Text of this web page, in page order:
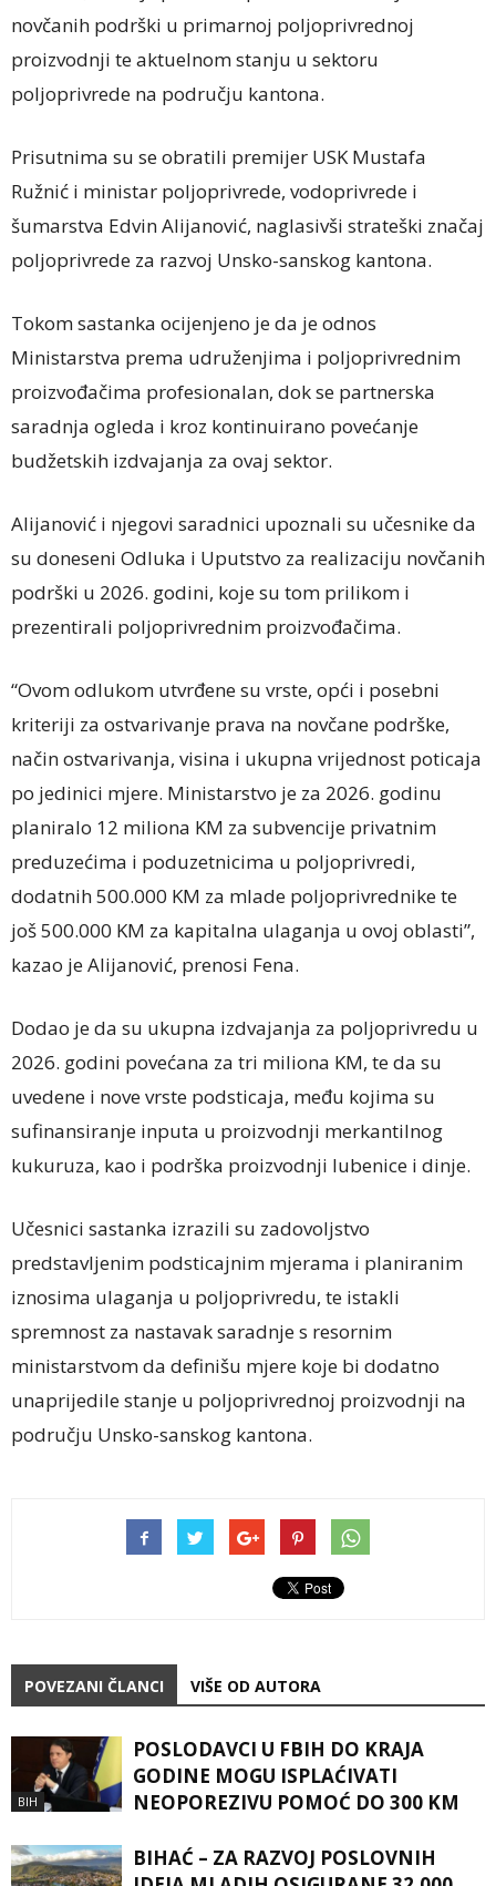
novčanih podrški u primarnoj poljoprivrednoj
proizvodnji te aktuelnom stanju u sektoru
poljoprivrede na području kantona.
Prisutnima su se obratili premijer USK Mustafa
Ružnić i ministar poljoprivrede, vodoprivrede i
šumarstva Edvin Alijanović, naglasivši strateški značaj
poljoprivrede za razvoj Unsko-sanskog kantona.
Tokom sastanka ocijenjeno je da je odnos
Ministarstva prema udruženjima i poljoprivrednim
proizvođačima profesionalan, dok se partnerska
saradnja ogleda i kroz kontinuirano povećanje
budžetskih izdvajanja za ovaj sektor.
Alijanović i njegovi saradnici upoznali su učesnike da
su doneseni Odluka i Uputstvo za realizaciju novčanih
podrški u 2026. godini, koje su tom prilikom i
prezentirali poljoprivrednim proizvođačima.
“Ovom odlukom utvrđene su vrste, opći i posebni
kriteriji za ostvarivanje prava na novčane podrške,
način ostvarivanja, visina i ukupna vrijednost poticaja
po jedinici mjere. Ministarstvo je za 2026. godinu
planiralo 12 miliona KM za subvencije privatnim
preduzećima i poduzetnicima u poljoprivredi,
dodatnih 500.000 KM za mlade poljoprivrednike te
još 500.000 KM za kapitalna ulaganja u ovoj oblasti”,
kazao je Alijanović, prenosi Fena.
Dodao je da su ukupna izdvajanja za poljoprivredu u
2026. godini povećana za tri miliona KM, te da su
uvedene i nove vrste podsticaja, među kojima su
sufinansiranje inputa u proizvodnji merkantilnog
kukuruza, kao i podrška proizvodnji lubenice i dinje.
Učesnici sastanka izrazili su zadovoljstvo
predstavljenim podsticajnim mjerama i planiranim
iznosima ulaganja u poljoprivredu, te istakli
spremnost za nastavak saradnje s resornim
ministarstvom da definišu mjere koje bi dodatno
unaprijedile stanje u poljoprivrednoj proizvodnji na
području Unsko-sanskog kantona.
POVEZANI ČLANCI VIŠE OD AUTORA
BIH
POSLODAVCI U FBIH DO KRAJA
GODINE MOGU ISPLAĆIVATI
NEOPOREZIVU POMOĆ DO 300 KM
BIHAĆ – ZA RAZVOJ POSLOVNIH